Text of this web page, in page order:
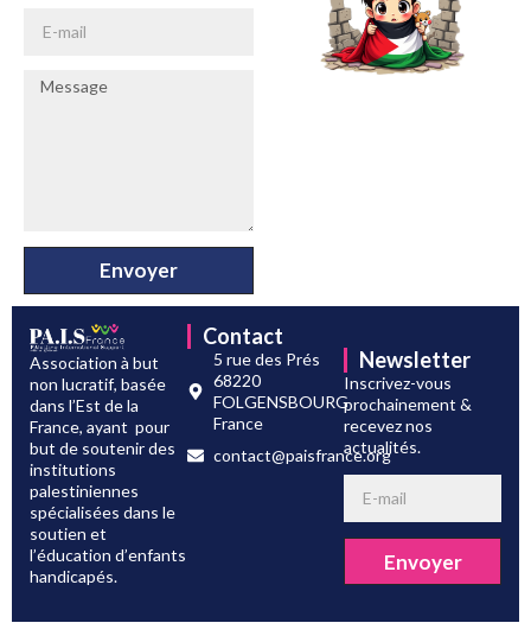
Envoyer
Association à but
non lucratif, basée
dans l’Est de la
France, ayant pour
but de soutenir des
institutions
palestiniennes
spécialisées dans le
soutien et
l’éducation d’enfants
handicapés.
Contact
5 rue des Prés
68220
FOLGENSBOURG
France
contact@paisfrance.org
Newsletter
Inscrivez-vous
prochainement &
recevez nos
actualités.
Envoyer